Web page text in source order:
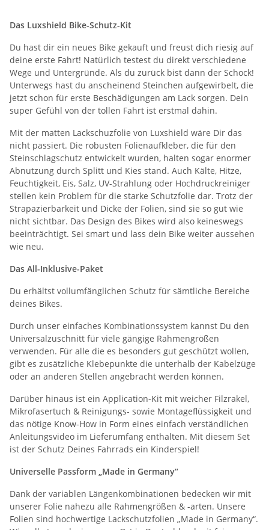
Das Luxshield Bike-Schutz-Kit
Du hast dir ein neues Bike gekauft und freust dich riesig auf
deine erste Fahrt! Natürlich testest du direkt verschiedene
Wege und Untergründe. Als du zurück bist dann der Schock!
Unterwegs hast du anscheinend Steinchen aufgewirbelt, die
jetzt schon für erste Beschädigungen am Lack sorgen. Dein
super Gefühl von der tollen Fahrt ist erstmal dahin.
Mit der matten Lackschuzfolie von Luxshield wäre Dir das
nicht passiert. Die robusten Folienaufkleber, die für den
Steinschlagschutz entwickelt wurden, halten sogar enormer
Abnutzung durch Splitt und Kies stand. Auch Kälte, Hitze,
Feuchtigkeit, Eis, Salz, UV-Strahlung oder Hochdruckreiniger
stellen kein Problem für die starke Schutzfolie dar. Trotz der
Strapazierbarkeit und Dicke der Folien, sind sie so gut wie
nicht sichtbar. Das Design des Bikes wird also keineswegs
beeinträchtigt. Sei smart und lass dein Bike weiter aussehen
wie neu.
Das All-Inklusive-Paket
Du erhältst vollumfänglichen Schutz für sämtliche Bereiche
deines Bikes.
Durch unser einfaches Kombinationssystem kannst Du den
Universalzuschnitt für viele gängige Rahmengrößen
verwenden. Für alle die es besonders gut geschützt wollen,
gibt es zusätzliche Klebepunkte die unterhalb der Kabelzüge
oder an anderen Stellen angebracht werden können.
Darüber hinaus ist ein Application-Kit mit weicher Filzrakel,
Mikrofasertuch & Reinigungs- sowie Montageflüssigkeit und
das nötige Know-How in Form eines einfach verständlichen
Anleitungsvideo im Lieferumfang enthalten. Mit diesem Set
ist der Schutz Deines Fahrrads ein Kinderspiel!
Universelle Passform „Made in Germany“
Dank der variablen Längenkombinationen bedecken wir mit
unserer Folie nahezu alle Rahmengrößen & -arten. Unsere
Folien sind hochwertige Lackschutzfolien „Made in Germany“.